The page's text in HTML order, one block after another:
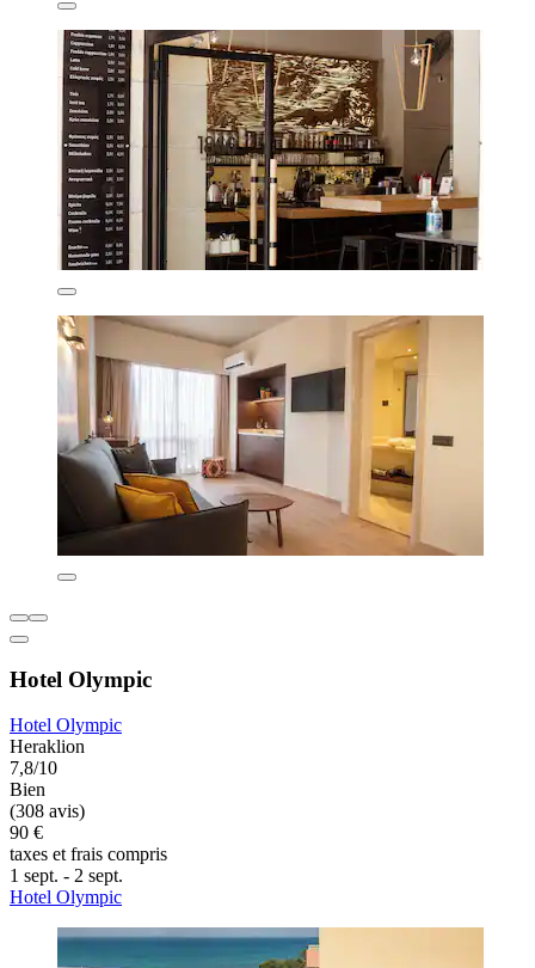
Hotel Olympic
Hotel Olympic
Heraklion
7,8/10
Bien
(308 avis)
90 €
taxes et frais compris
1 sept. - 2 sept.
Hotel Olympic